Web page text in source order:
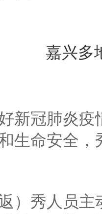
嘉兴多
新冠肺炎
生命安全
）秀人员